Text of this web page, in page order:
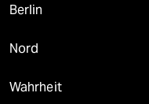
Berlin
Nord
Wahrheit